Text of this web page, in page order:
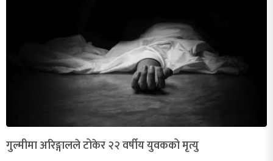
गुल्मीमा अरिङ्गालले टोकेर २२ वर्षीय युवकको मृत्यु